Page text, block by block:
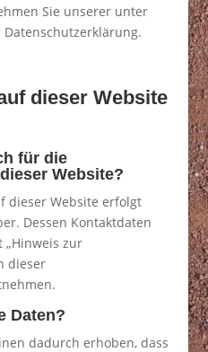
Sie unserer unter
dieser Website
für die
Website?
dieser Website erfolgt
Dessen Kontaktdaten
„Hinweis zur
dieser
Daten?
dadurch erhoben, dass